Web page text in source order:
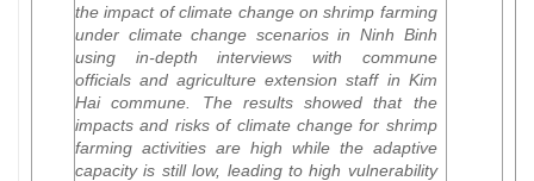
the impact of climate change on shrimp farming
under climate change scenarios in Ninh Binh
using in-depth interviews with commune
officials and agriculture extension staff in Kim
Hai commune. The results showed that the
impacts and risks of climate change for shrimp
farming activities are high while the adaptive
capacity is still low, leading to high vulnerability